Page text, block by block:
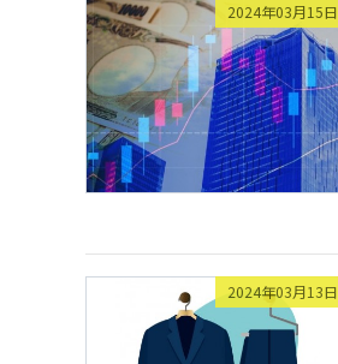
2024年03月15日
2024年03月13日